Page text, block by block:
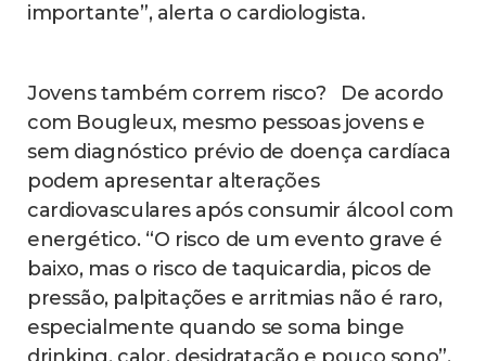
importante”, alerta o cardiologista.
Jovens também correm risco? De acordo
com Bougleux, mesmo pessoas jovens e
sem diagnóstico prévio de doença cardíaca
podem apresentar alterações
cardiovasculares após consumir álcool com
energético. “O risco de um evento grave é
baixo, mas o risco de taquicardia, picos de
pressão, palpitações e arritmias não é raro,
especialmente quando se soma binge